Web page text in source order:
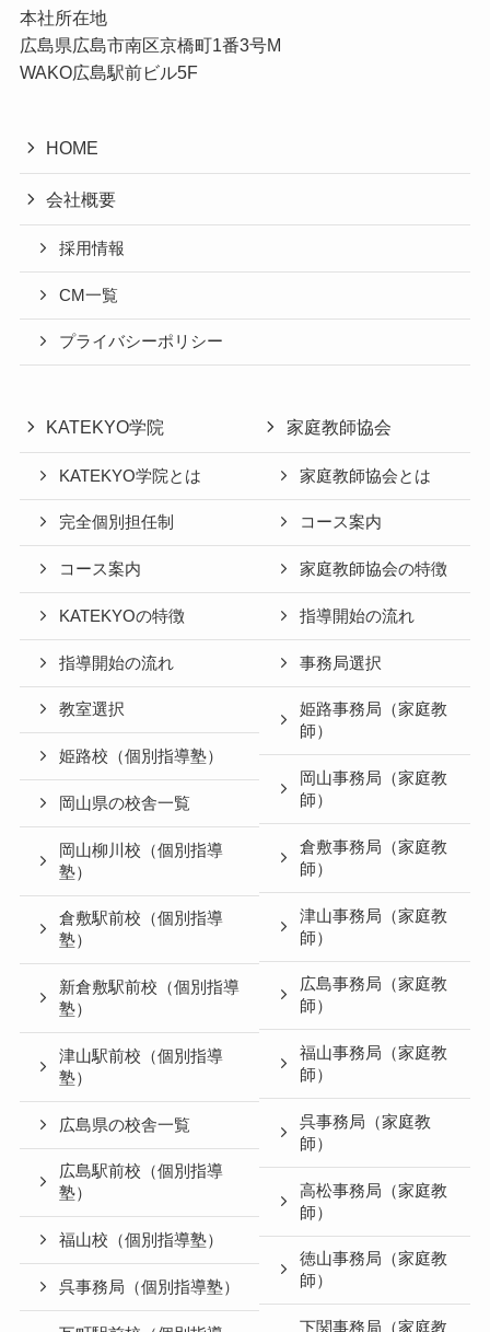
本社所在地
広島県広島市南区京橋町1番3号M
WAKO広島駅前ビル5F
HOME
会社概要
採用情報
CM一覧
プライバシーポリシー
KATEKYO学院
KATEKYO学院とは
完全個別担任制
コース案内
KATEKYOの特徴
指導開始の流れ
教室選択
姫路校（個別指導塾）
岡山県の校舎一覧
岡山柳川校（個別指導
塾）
倉敷駅前校（個別指導
塾）
新倉敷駅前校（個別指導
塾）
津山駅前校（個別指導
塾）
広島県の校舎一覧
広島駅前校（個別指導
塾）
福山校（個別指導塾）
呉事務局（個別指導塾）
家庭教師協会
家庭教師協会とは
コース案内
家庭教師協会の特徴
指導開始の流れ
事務局選択
姫路事務局（家庭教
師）
岡山事務局（家庭教
師）
倉敷事務局（家庭教
師）
津山事務局（家庭教
師）
広島事務局（家庭教
師）
福山事務局（家庭教
師）
呉事務局（家庭教
師）
高松事務局（家庭教
師）
徳山事務局（家庭教
師）
下関事務局（家庭教